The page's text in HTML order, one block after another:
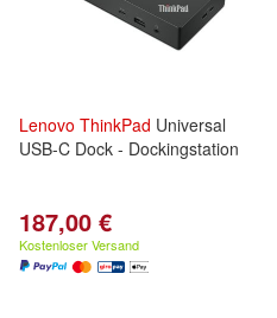
Lenovo ThinkPad Universal
USB-C Dock - Dockingstation
187,00 €
Kostenloser Versand